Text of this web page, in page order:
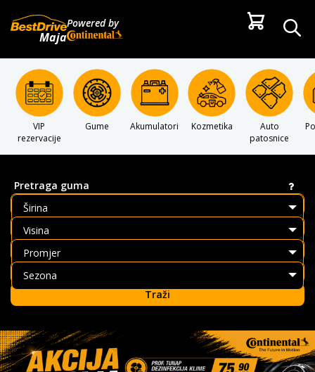
Maja
Powered by
VIP
rezervacije
Gume Akumulatori Kozmetika
Auto
patosnice
Pretraga guma
Širina
Visina
Promjer
Sezona
Traži